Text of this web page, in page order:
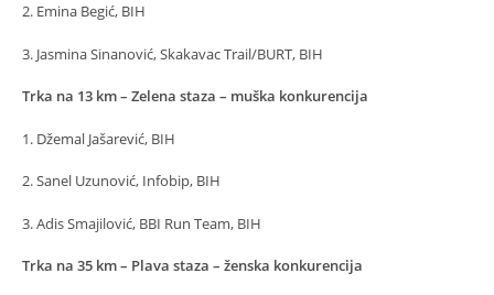
2. Emina Begić, BIH
3. Jasmina Sinanović, Skakavac Trail/BURT, BIH
Trka na 13 km– Zelena staza – muška konkurencija
1. Džemal Jašarević, BIH
2. Sanel Uzunović, Infobip, BIH
3. Adis Smajilović, BBI Run Team, BIH
Trka na 35 km – Plava staza – ženska konkurencija